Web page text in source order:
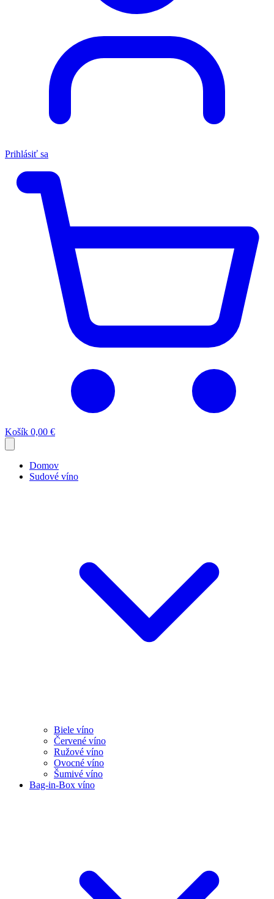
Prihlásiť sa
Košík 0,00 €
Domov
Sudové víno
Biele víno
Červené víno
Ružové víno
Ovocné víno
Šumivé víno
Bag-in-Box víno